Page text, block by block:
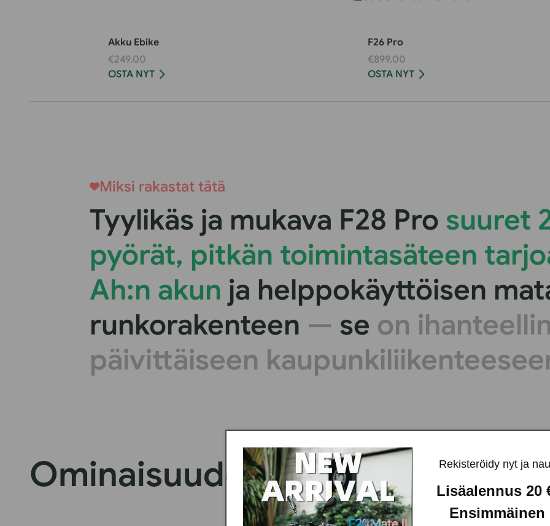
Akku Ebike
€249.00
OSTA NYT
F26 Pro
€899.00
OSTA NYT
Miksi rakastat tätä
Tyylikäs ja mukava F28 Pro suuret
pyörät, pitkän toimintasäteen
Ah:n akun ja helppokäyttöisen
runkorakenteen — se on
päivittäiseen
Ominaisuudet Rekisteröidy nyt ja
Lisäalennus 20
Ensimmäinen